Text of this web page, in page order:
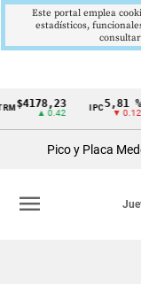
Cintillo
Colombia
▲ 0.42
IPC 5,81 %
▼ 0.12
Pico y Placa
menu
Este portal emplea
estadísticos,